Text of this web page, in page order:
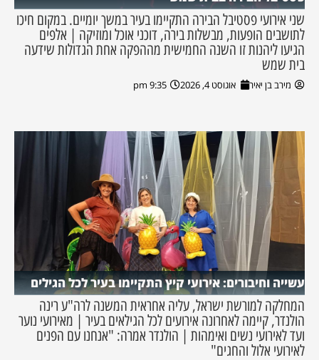
שני אירועי פסטיבל הבירה התקיימו בעיר במשך יומיים. במקום חיכו
לתושבים הופעות, מבשלות בירה, דוכני אוכל ומוזיקה | אלפים
הגיעו ליהנות זו השנה החמישית מההפקה אחת הגדולות שידעה
בית שמש
מירב בן יאיר אוגוסט 4, 2026 9:35 pm
עשייה וחיבורים: אירועי קיץ התקיימו בעיר לכל הגילים
המחלקה למורשת ישראל, עליה אחראית המשנה לרה"ע רינה
הולנדר, קיימה לאחרונה אירועים לכל הגילאים בעיר | מאירועי נוער
ועד לאירועי נשים ואימהות | הולנדר אמרה: "אנחנו עם הפנים
לאירועי אלול והחגים"